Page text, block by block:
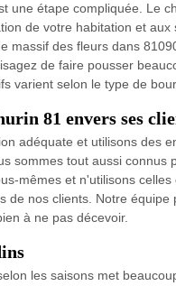
une étape compliquée. Le
de votre habitation et aux
massif des fleurs dans
de faire pousser
varient selon le type de
81 envers ses
adéquate et utilisons des
sommes tout aussi connus
mêmes et n'utilisons
de nos clients. Notre
à ne pas décevoir.
les saisons met